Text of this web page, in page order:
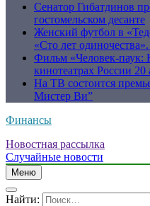
Сенатор Гибатдинов
гостомельском десанте
Женский футбол в
«Сто лет
Фильм «Человек-паук:
кинотеатрах России 20
На ТВ состоится
Мистер Ви”
Финансы
Новостная рассылка
Случайные новости
Меню
Найти: